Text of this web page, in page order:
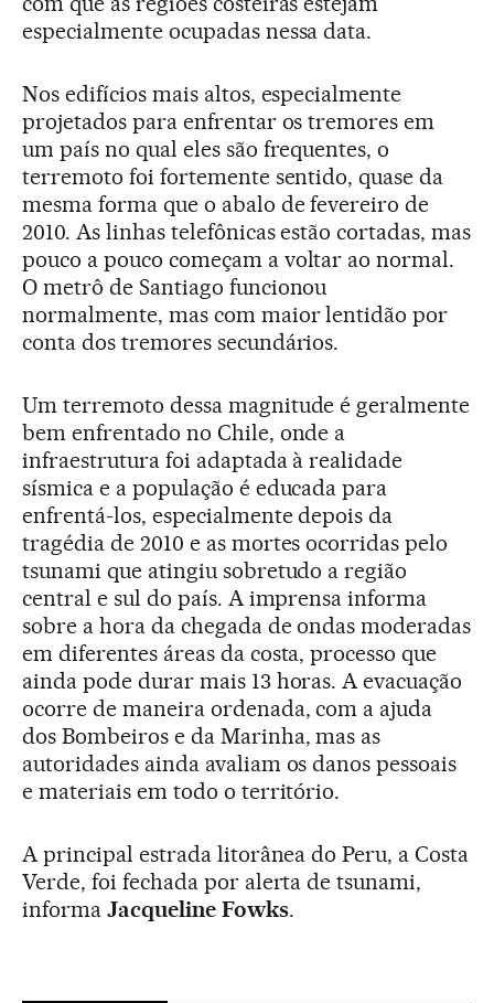
especialmente ocupadas nessa data.
Nos edifícios mais altos, especialmente
projetados para enfrentar os tremores em
um país no qual eles são frequentes, o
terremoto foi fortemente sentido, quase da
mesma forma que o abalo de fevereiro de
2010. As linhas telefônicas estão cortadas, mas
pouco a pouco começam a voltar ao normal.
O metrô de Santiago funcionou
normalmente, mas com maior lentidão por
conta dos tremores secundários.
Um terremoto dessa magnitude é geralmente
bem enfrentado no Chile, onde a
infraestrutura foi adaptada à realidade
sísmica e a população é educada para
enfrentá-los, especialmente depois da
tragédia de 2010 e as mortes ocorridas pelo
tsunami que atingiu sobretudo a região
central e sul do país. A imprensa informa
sobre a hora da chegada de ondas moderadas
em diferentes áreas da costa, processo que
ainda pode durar mais 13 horas. A evacuação
ocorre de maneira ordenada, com a ajuda
dos Bombeiros e da Marinha, mas as
autoridades ainda avaliam os danos pessoais
e materiais em todo o território.
A principal estrada litorânea do Peru, a Costa
Verde, foi fechada por alerta de tsunami,
informa Jacqueline Fowks.